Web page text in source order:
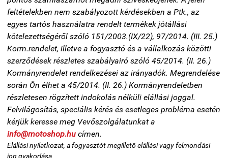
feltételekben nem szabályozott kérdésekben a Ptk., az
egyes tartós használatra rendelt termékek jótállási
kötelezettségéről szóló 151/2003.(IX/22), 97/2014. (III. 25.)
Korm.rendelet, illetve a fogyasztó és a vállalkozás közötti
szerződések részletes szabályairó szóló 45/2014. (II. 26.)
Kormányrendelet rendelkezései az irányadók. Megrendelése
során Ön élhet a 45/2014. (II. 26.) Kormányrendeletben
részletesen rögzített indokolás nélküli elállási joggal.
Felvilágosítás, speciális kérés és esetleges probléma esetén
kérjük keresse meg Vevőszolgálatunkat a
info@motoshop.hu címen.
Elállási nyilatkozat, a fogyasztót megillető elállási vagy felmondási
jog gyakorlása